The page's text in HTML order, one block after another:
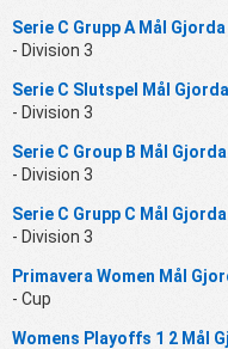
Serie C Grupp A Mål Gjorda
- Division 3
Serie C Slutspel Mål Gjorda
- Division 3
Serie C Group B Mål Gjorda
- Division 3
Serie C Grupp C Mål Gjorda
- Division 3
Primavera Women Mål
- Cup
Womens Playoffs 1 2 Mål